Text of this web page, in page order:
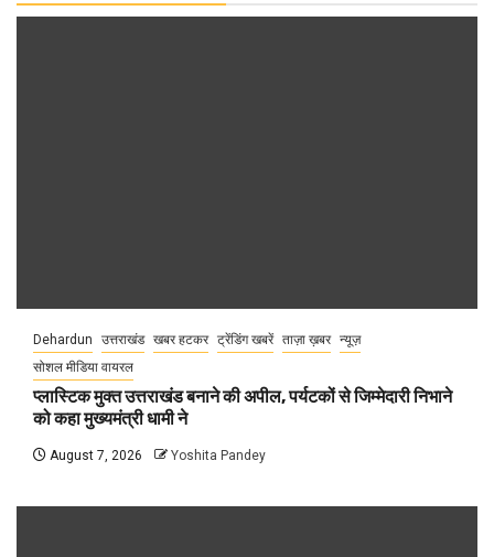
Dehardun उत्तराखंड खबर हटकर ट्रेंडिंग खबरें ताज़ा ख़बर न्यूज़
सोशल मीडिया वायरल
प्लास्टिक मुक्त उत्तराखंड बनाने की अपील, पर्यटकों से जिम्मेदारी निभाने
को कहा मुख्यमंत्री धामी ने
August 7, 2026 Yoshita Pandey